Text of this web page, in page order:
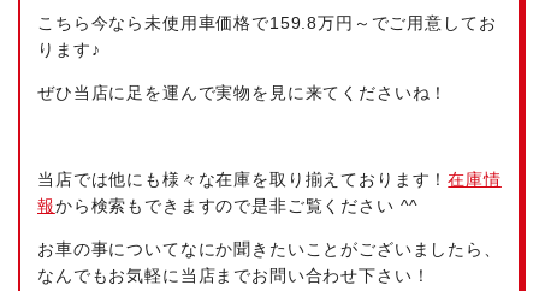
こちら今なら未使用車価格で159.8万円～でご用意してお
ります♪
ぜひ当店に足を運んで実物を見に来てくださいね！
当店では他にも様々な在庫を取り揃えております！在庫情
報から検索もできますので是非ご覧ください ^^
お車の事についてなにか聞きたいことがございましたら、
なんでもお気軽に当店までお問い合わせ下さい！